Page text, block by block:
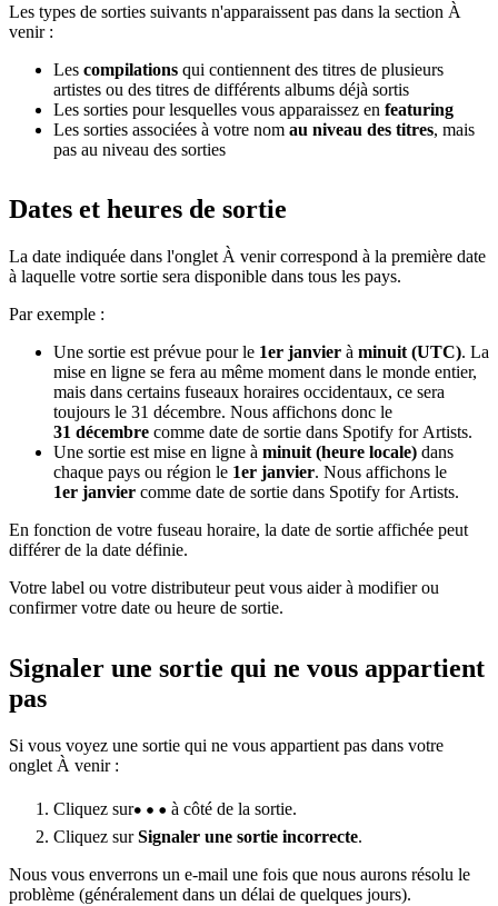
Les types de sorties suivants n'apparaissent pas dans la section À
venir :
Les compilations qui contiennent des titres de plusieurs
artistes ou des titres de différents albums déjà sortis
Les sorties pour lesquelles vous apparaissez en featuring
Les sorties associées à votre nom au niveau des titres, mais
pas au niveau des sorties
Dates et heures de sortie
La date indiquée dans l'onglet À venir correspond à la première date
à laquelle votre sortie sera disponible dans tous les pays.
Par exemple :
Une sortie est prévue pour le 1er janvier à minuit (UTC). La
mise en ligne se fera au même moment dans le monde entier,
mais dans certains fuseaux horaires occidentaux, ce sera
toujours le 31 décembre. Nous affichons donc le
31 décembre comme date de sortie dans Spotify for Artists.
Une sortie est mise en ligne à minuit (heure locale) dans
chaque pays ou région le 1er janvier. Nous affichons le
1er janvier comme date de sortie dans Spotify for Artists.
En fonction de votre fuseau horaire, la date de sortie affichée peut
différer de la date définie.
Votre label ou votre distributeur peut vous aider à modifier ou
confirmer votre date ou heure de sortie.
Signaler une sortie qui ne vous appartient
pas
Si vous voyez une sortie qui ne vous appartient pas dans votre
onglet À venir :
Cliquez sur
à côté de la sortie.
Cliquez surSignaler une sortie incorrecte.
Nous vous enverrons un e-mail une fois que nous aurons résolu le
problème (généralement dans un délai de quelques jours).